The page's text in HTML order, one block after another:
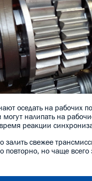
оседать на рабочих
налипать на
реакции
свежее
но чаще